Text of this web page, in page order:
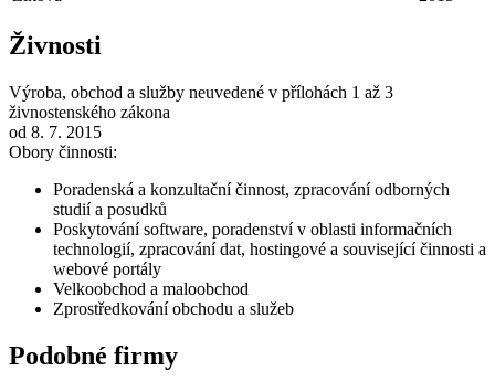
Živnosti
Výroba, obchod a služby neuvedené v přílohách 1 až 3
živnostenského zákona
od 8. 7. 2015
Obory činnosti:
Poradenská a konzultační činnost, zpracování odborných
studií a posudků
Poskytování software, poradenství v oblasti informačních
technologií, zpracování dat, hostingové a související činnosti a
webové portály
Velkoobchod a maloobchod
Zprostředkování obchodu a služeb
Podobné firmy